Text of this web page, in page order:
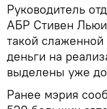
Руководитель
АБР Стивен
такой
деньги на
выделены уже до
Ранее мэрия